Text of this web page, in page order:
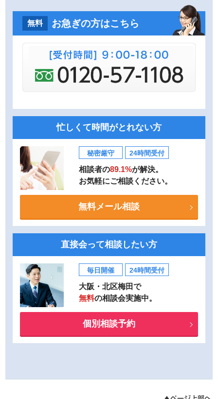
無料 お急ぎの方はこちら
忙しくて時間がとれない方
秘密厳守 24時間受付
相談者の89.1%が解決。
お気軽にご相談ください。
無料メール相談
直接会って相談したい方
毎日開催 24時間受付
大阪・北区梅田で
無料の相談会実施中。
個別相談予約